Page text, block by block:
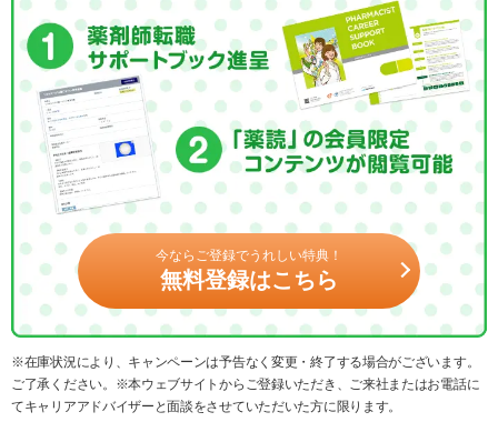
今ならご登録でうれしい特典！
無料登録はこちら
※在庫状況により、キャンペーンは予告なく変更・終了する場合がございます。
ご了承ください。※本ウェブサイトからご登録いただき、ご来社またはお電話に
てキャリアアドバイザーと面談をさせていただいた方に限ります。